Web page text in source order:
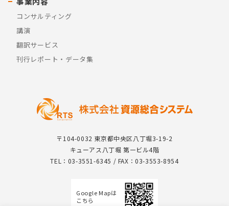
〒104-0032 東京都中央区八丁堀3-19-2
キューアス八丁堀 第一ビル4階
TEL：03-3551-6345 / FAX：03-3553-8954
Google Mapは
こちら
コンサルティング
講演
翻訳サービス
刊行レポート・データ集